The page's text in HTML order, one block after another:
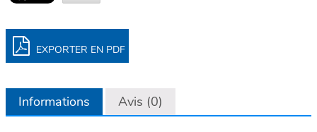
EXPORTER EN PDF
Informations Avis (0)